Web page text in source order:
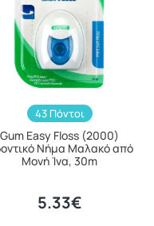
43 Πόντοι
Gum Easy Floss (2000)
Νήμα Μαλακό από
Μονή Ίνα, 30m
5.33€